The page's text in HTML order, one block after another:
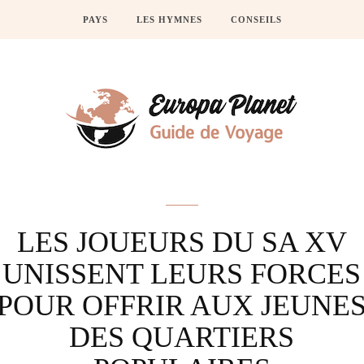
PAYS LES HYMNES CONSEILS
LES JOUEURS DU SA XV
UNISSENT LEURS FORCES
OFFRIR AUX
DES QUARTIERS